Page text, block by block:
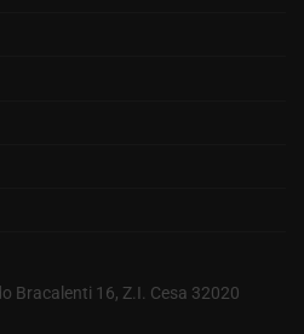
Bracalenti 16, Z.I. Cesa 32020